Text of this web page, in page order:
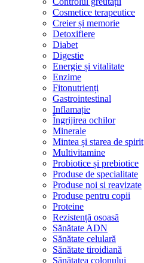
Cosmetice terapeutice
Creier și memorie
Detoxifiere
Diabet
Digestie
Energie și vitalitate
Enzime
Fitonutrienți
Gastrointestinal
Inflamație
Îngrijirea ochilor
Minerale
Mintea și starea de spirit
Multivitamine
Probiotice și prebiotice
Produse de specialitate
Produse noi si reavizate
Produse pentru copii
Proteine
Rezistență osoasă
Sănătate ADN
Sănătate celulară
Sănătate tiroidiană
Sănătatea colonului